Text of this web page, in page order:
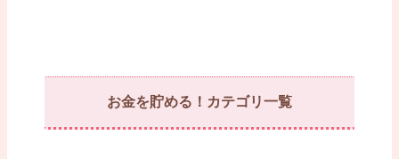
お金を貯める！カテゴリ一覧